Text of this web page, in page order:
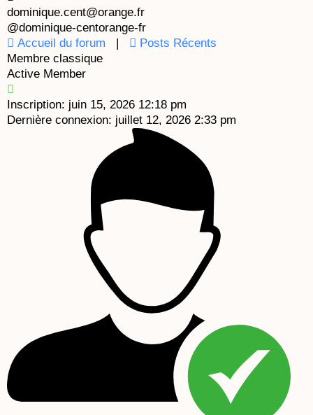
m
dominique.cent@orange.fr
@dominique-centorange-fr
Accueil du forum |
Posts Récents
Membre classique
Active Member
Inscription: juin 15, 2026 12:18 pm
Dernière connexion: juillet 12, 2026 2:33 pm